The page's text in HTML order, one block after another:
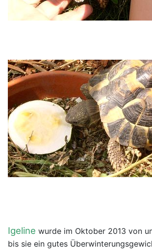
Igeline wurde im Oktober 2013 von
bis sie ein gutes